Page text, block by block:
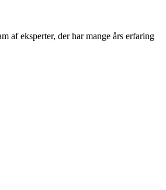
af eksperter, der har mange års erfaring